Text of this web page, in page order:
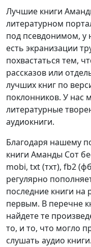
Лучшие книги
литературном
под псевдонимом, у
есть экранизации
похвастаться тем,
рассказов или
лучших книг по
поклонников. У нас
литературные
аудиокниги.
Благодаря нашему
книги Аманды Сот
mobi, txt (тхт), fb2
регулярно
последние книги на
первым. В перечне
найдете те
то, и то, что могло
слушать аудио книги.